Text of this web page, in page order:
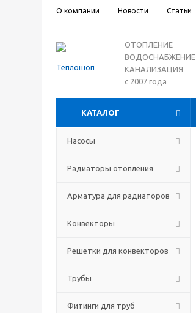
О компании Новости Статьи
ОТОПЛЕНИЕ
ВОДОСНАБЖЕНИЕ
КАНАЛИЗАЦИЯ
с 2007 года
КАТАЛОГ
Насосы
Радиаторы отопления
Арматура для радиаторов
Конвекторы
Решетки для конвекторов
Трубы
Фитинги для труб